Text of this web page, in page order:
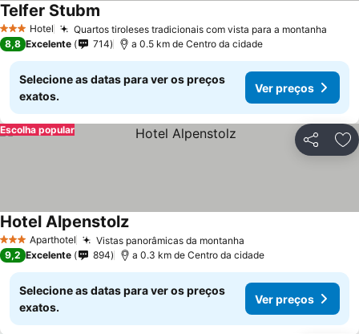
3 EstrelasHotel Quartos tiroleses tradicionais com vista para a montanha
Telfer Stubm
8,8 Excelente 714 a 0.5 km de Centro da cidade
Selecione as datas para ver os preços
exatos.
Ver preços
Partilhar
Escolha popular
3 EstrelasAparthotel Vistas panorâmicas da montanha
Hotel AlpenstolzVer preços
9,2 Excelente 894 a 0.3 km de Centro da cidade
Selecione as datas para ver os preços
exatos.
Ver preços